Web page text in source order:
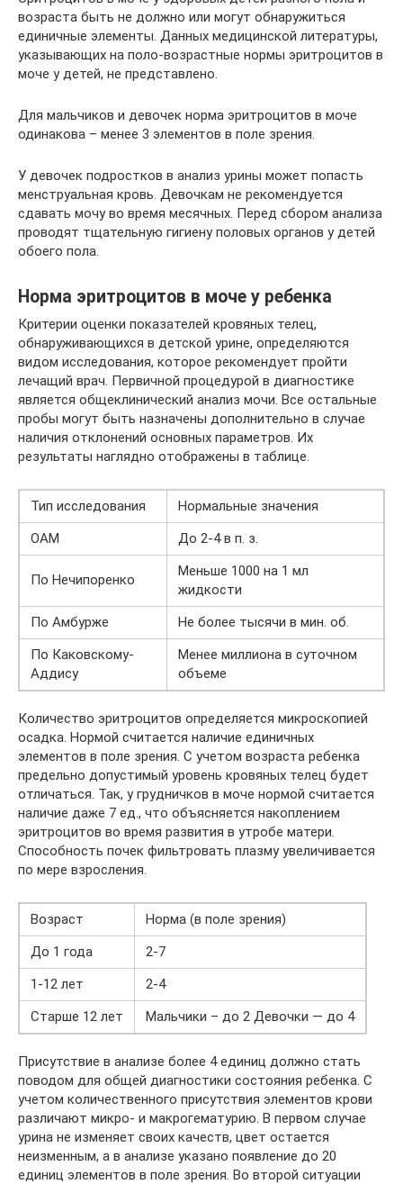
возраста быть не должно или могут обнаружиться
единичные элементы. Данных медицинской литературы,
указывающих на поло-возрастные нормы эритроцитов в
моче у детей, не представлено.
Для мальчиков и девочек норма эритроцитов в моче
одинакова – менее 3 элементов в поле зрения.
У девочек подростков в анализ урины может попасть
менструальная кровь. Девочкам не рекомендуется
сдавать мочу во время месячных. Перед сбором анализа
проводят тщательную гигиену половых органов у детей
обоего пола.
Норма эритроцитов в моче у ребенка
Критерии оценки показателей кровяных телец,
обнаруживающихся в детской урине, определяются
видом исследования, которое рекомендует пройти
лечащий врач. Первичной процедурой в диагностике
является общеклинический анализ мочи. Все остальные
пробы могут быть назначены дополнительно в случае
наличия отклонений основных параметров. Их
результаты наглядно отображены в таблице.
Тип исследования
Нормальные значения
ОАМ
До 2-4 в п. з.
По Нечипоренко
Меньше 1000 на 1 мл
жидкости
По Амбурже
Не более тысячи в мин. об.
По Каковскому-
Аддису
Менее миллиона в суточном
объеме
Количество эритроцитов определяется микроскопией
осадка. Нормой считается наличие единичных
элементов в поле зрения. С учетом возраста ребенка
предельно допустимый уровень кровяных телец будет
отличаться. Так, у грудничков в моче нормой считается
наличие даже 7 ед., что объясняется накоплением
эритроцитов во время развития в утробе матери.
Способность почек фильтровать плазму увеличивается
по мере взросления.
Возраст
Норма (в поле зрения)
До 1 года
2-7
1-12 лет
2-4
Старше 12 лет
Мальчики – до 2 Девочки — до 4
Присутствие в анализе более 4 единиц должно стать
поводом для общей диагностики состояния ребенка. С
учетом количественного присутствия элементов крови
различают микро- и макрогематурию. В первом случае
урина не изменяет своих качеств, цвет остается
неизменным, а в анализе указано появление до 20
единиц элементов в поле зрения. Во второй ситуации